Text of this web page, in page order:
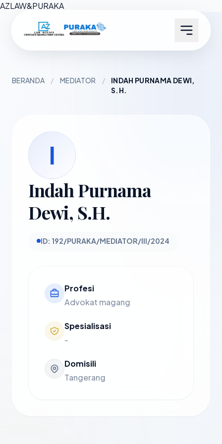
AZLAW&PURAKA
BERANDA / MEDIATOR /
INDAH PURNAMA DEWI,
S.H.
I
Indah Purnama
Dewi, S.H.
ID: 192/PURAKA/MEDIATOR/III/2024
Profesi
Advokat magang
Spesialisasi
-
Domisili
Tangerang